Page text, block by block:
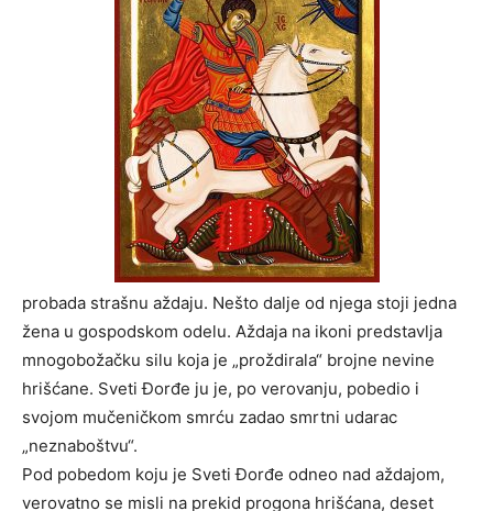
probada strašnu aždaju. Nešto dalje od njega stoji jedna
žena u gospodskom odelu. Aždaja na ikoni predstavlja
mnogobožačku silu koja je „proždirala“ brojne nevine
hrišćane. Sveti Đorđe ju je, po verovanju, pobedio i
svojom mučeničkom smrću zadao smrtni udarac
„neznaboštvu“.
Pod pobedom koju je Sveti Đorđe odneo nad aždajom,
verovatno se misli na prekid progona hrišćana, deset